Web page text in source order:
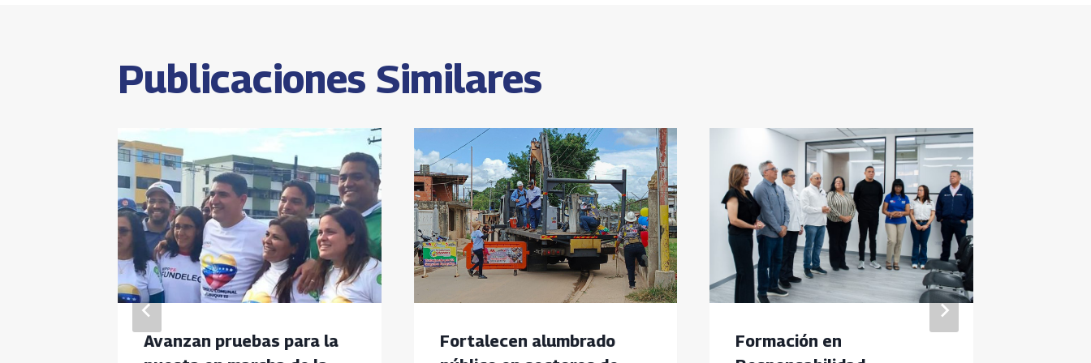
Publicaciones Similares
Avanzan pruebas para la
Fortalecen alumbrado
Formación en